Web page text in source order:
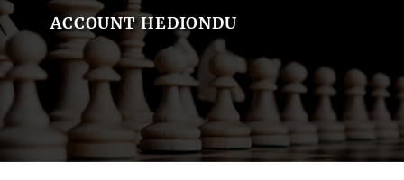
ACCOUNT HEDIONDU